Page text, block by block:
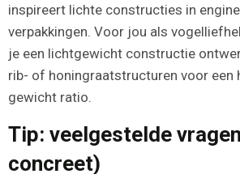
inspireert lichte constructies in
verpakkingen. Voor jou als
je een lichtgewicht constructie
rib- of honingraatstructuren voor een
gewicht ratio.
Tip: veelgestelde
concreet)